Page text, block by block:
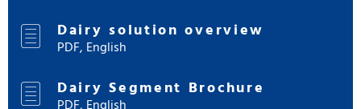
Dairy solution overview
PDF, English
Dairy Segment Brochure